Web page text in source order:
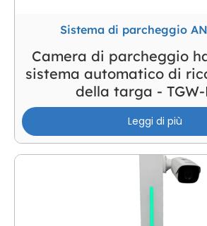
Sistema di parcheggio
Camera di parcheggio
sistema automatico di
della targa - TGW-
Leggi di più